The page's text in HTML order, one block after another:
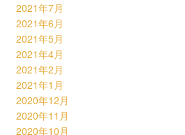
2021年7月
2021年6月
2021年5月
2021年4月
2021年2月
2021年1月
2020年12月
2020年11月
2020年10月